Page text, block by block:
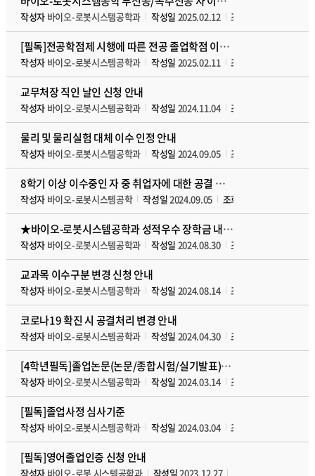
작성자 바이오-로봇시스템공학과 작성일 2025.02.12 조회수
[필독]전공학점제 시행에 따른 전공 졸업학점 이수 기준 안내
작성자 바이오-로봇시스템공학과 작성일 2025.02.11 조회수
교무처장 직인 날인 신청 안내
작성자 바이오-로봇시스템공학과 작성일 2024.11.04 조회수
물리 및 물리실험 대체 이수 인정 안내
작성자 바이오-로봇시스템공학과 작성일 2024.09.05 조회수
8학기 이상 이수중인 자 중 취업자에 대한 공결 안내
작성자 바이오-로봇시스템공학 작성일2024.09.05 조회수
★바이오-로봇시스템공학과 성적우수 장학금 내규★
작성자 바이오-로봇시스템공학과 작성일 2024.08.30 조회수
교과목 이수구분 변경 신청 안내
작성자 바이오-로봇시스템공학과 작성일 2024.08.14 조회수
코로나19 확진 시 공결처리 변경 안내
작성자 바이오-로봇시스템공학과 작성일 2024.04.30 조회수
[4학년필독]졸업논문(논문/종합시험/실기발표) 안내
작성자 바이오-로봇시스템공학과 작성일 2024.03.14 조회수
[필독]졸업사정 심사기준
작성자 바이오-로봇시스템공학과 작성일 2024.03.04 조회수
[필독]영어졸업인증 신청 안내
작성자 바이오-로봇 시스템공학과 작성일2023.12.27